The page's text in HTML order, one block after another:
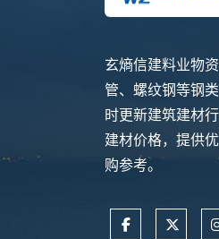
玄熵信建料业物
管、螺纹钢等钢
时更新建筑建材
建材价格，提供
购参考。